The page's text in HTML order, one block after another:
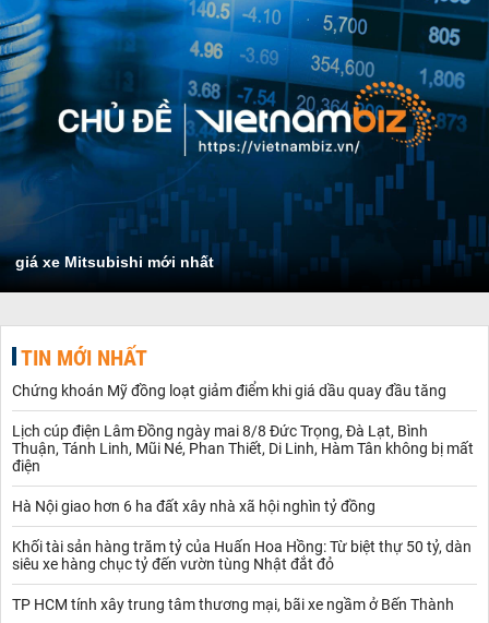
giá xe Mitsubishi mới nhất
TIN MỚI NHẤT
Chứng khoán Mỹ đồng loạt giảm điểm khi giá dầu quay đầu tăng
Lịch cúp điện Lâm Đồng ngày mai 8/8 Đức Trọng, Đà Lạt, Bình
Thuận, Tánh Linh, Mũi Né, Phan Thiết, Di Linh, Hàm Tân không bị mất
điện
Hà Nội giao hơn 6 ha đất xây nhà xã hội nghìn tỷ đồng
Khối tài sản hàng trăm tỷ của Huấn Hoa Hồng: Từ biệt thự 50 tỷ, dàn
siêu xe hàng chục tỷ đến vườn tùng Nhật đắt đỏ
TP HCM tính xây trung tâm thương mại, bãi xe ngầm ở Bến Thành